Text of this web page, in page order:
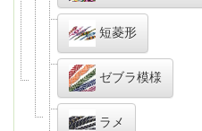
短菱形
ゼブラ模様
ラメ